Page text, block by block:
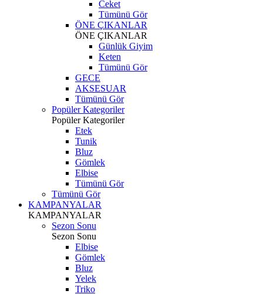
Ceket
Tümünü Gör
ÖNE ÇIKANLAR
ÖNE ÇIKANLAR
Günlük Giyim
Keten
Tümünü Gör
GECE
AKSESUAR
Tümünü Gör
Popüler Kategoriler
Popüler Kategoriler
Etek
Tunik
Bluz
Gömlek
Elbise
Tümünü Gör
Tümünü Gör
KAMPANYALAR
KAMPANYALAR
Sezon Sonu
Sezon Sonu
Elbise
Gömlek
Bluz
Yelek
Triko